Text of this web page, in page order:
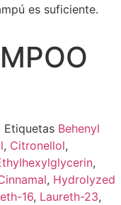
es suficiente.
Etiquetas Behenyl
, Citronellol,
,
, Hydrolyzed
16, Laureth-23,